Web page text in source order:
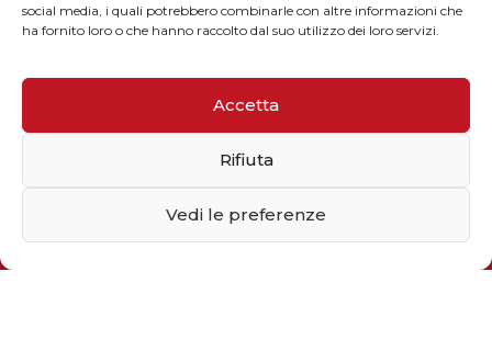
social media, i quali potrebbero combinarle con altre informazioni che
ha fornito loro o che hanno raccolto dal suo utilizzo dei loro servizi.
Accetta
Rifiuta
Vedi le preferenze
Iscriviti alla newsletter
Dimostra di essere umano selezionando